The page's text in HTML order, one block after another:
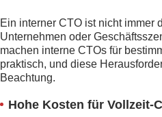
Ein interner CTO ist nicht immer
Unternehmen oder
machen interne CTOs für
praktisch, und diese
Beachtung.
Hohe Kosten für Vollzeit-